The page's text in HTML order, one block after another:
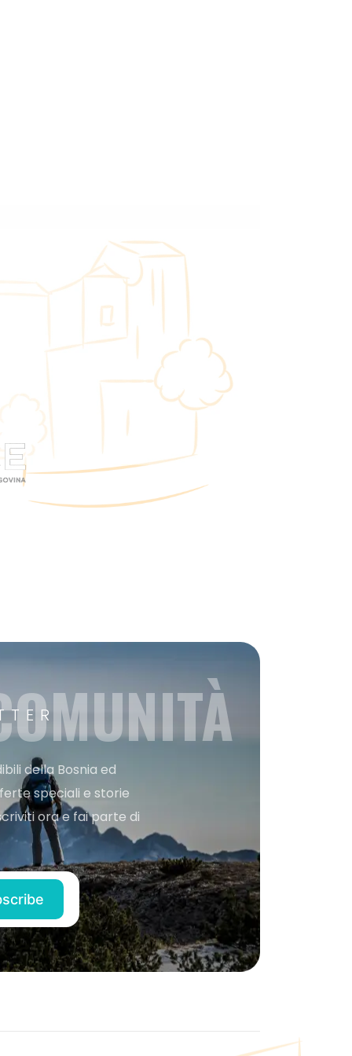
della Bosnia ed
speciali e storie
ora e fai parte di